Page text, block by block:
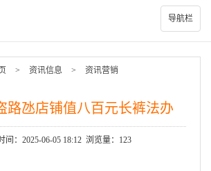
导航栏
> 资讯信息 > 资讯营销
路氹店铺值八百元长裤法办
间：2025-06-05 18:12 浏览量：123